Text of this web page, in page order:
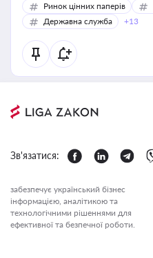
Ринок цінних паперів
Державна служба
+13
Зв'язатися:
забезпечує український бізнес
інформацією, аналітикою та
технологічними рішеннями для
ефективної та безпечної роботи.